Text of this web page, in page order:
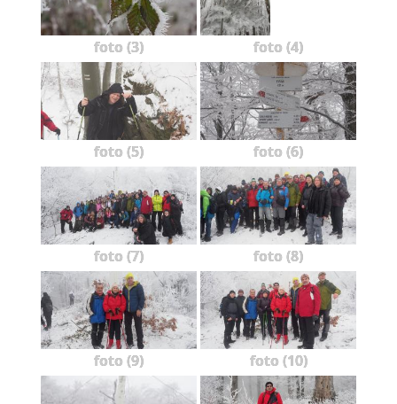
foto (3) foto (4)
foto (5) foto (6)
foto (7) foto (8)
foto (9) foto (10)